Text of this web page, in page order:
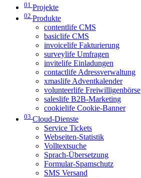
01 Projekte
02 Produkte
contentlife CMS
basiclife CMS
invoicelife Fakturierung
surveylife Umfragen
invitelife Einladungen
contactlife Adressverwaltung
xmaslife Adventkalender
volunteerlife Freiwilligenbörse
saleslife B2B-Marketing
cookielife Cookie-Banner
03 Cloud-Dienste
Service Tickets
Webseiten-Statistik
Volltextsuche
Sprach-Übersetzung
Formular-Spamschutz
SMS Versand